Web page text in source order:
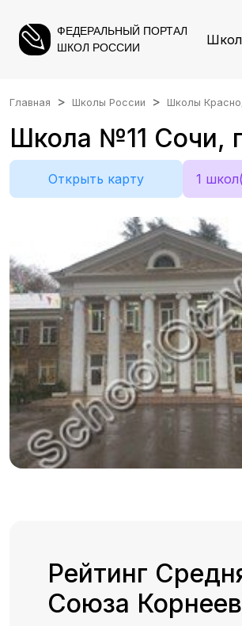
ФЕДЕРАЛЬНЫЙ ПОРТАЛ
ШКОЛ РОССИИ
Главная Школы России Школы
Школа №11 Сочи,
Открыть карту 1
Рейтинг
Союза